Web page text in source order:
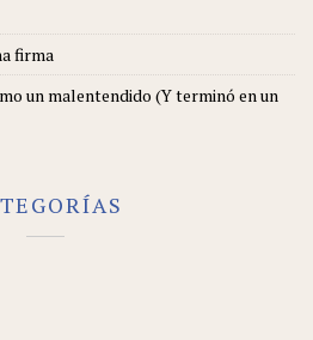
firma
un malentendido (Y terminó en un